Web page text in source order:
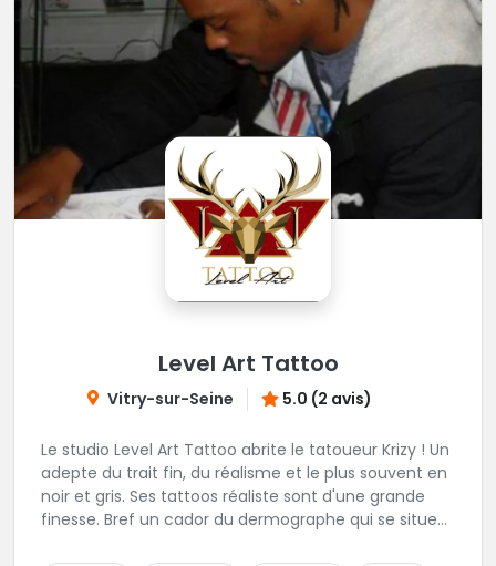
Level Art Tattoo
Vitry-sur-Seine 5.0 (2 avis)
Le studio Level Art Tattoo abrite le tatoueur Krizy ! Un
adepte du trait fin, du réalisme et le plus souvent en
noir et gris. Ses tattoos réaliste sont d'une grande
finesse. Bref un cador du dermographe qui se situe